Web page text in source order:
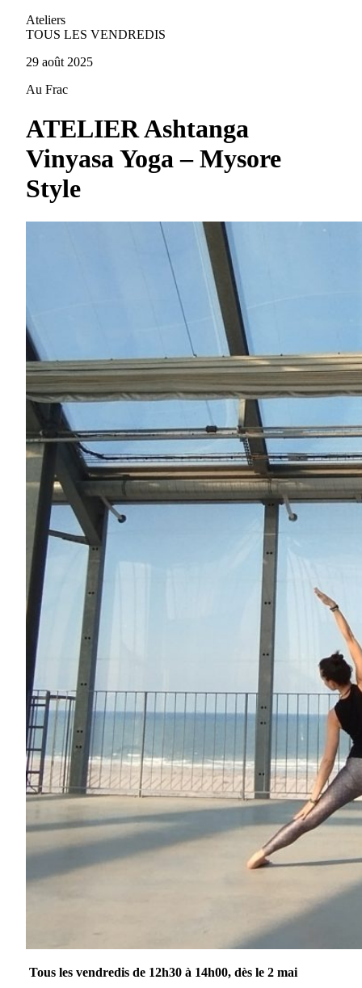
Ateliers
TOUS LES VENDREDIS
29 août 2025
Au Frac
ATELIER Ashtanga
Vinyasa Yoga – Mysore
Style
Tous les vendredis de 12h30 à 14h00, dès le 2 mai